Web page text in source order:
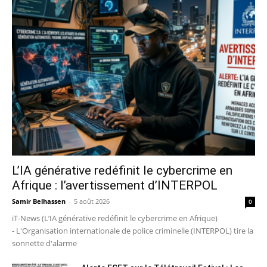
L’IA générative redéfinit le cybercrime en
Afrique : l’avertissement d’INTERPOL
Samir Belhassen - 5 août 2026 0
iT-News (L’IA générative redéfinit le cybercrime en Afrique)
- L'Organisation internationale de police criminelle (INTERPOL) tire la
sonnette d'alarme